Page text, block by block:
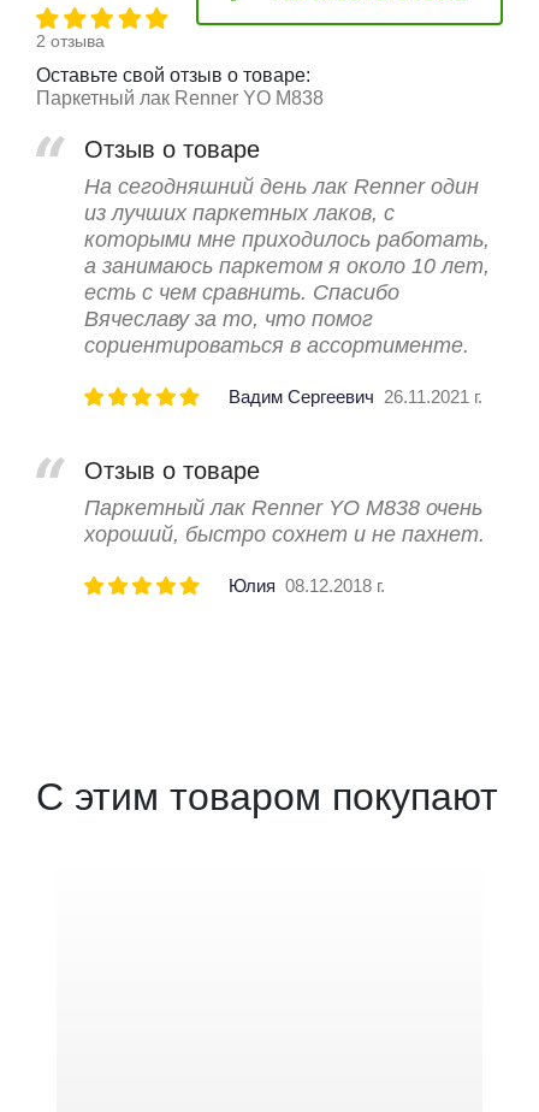
2 отзыва
Оставьте свой отзыв о товаре:
Паркетный лак Renner YO M838
Отзыв о товаре
На сегодняшний день лак Renner один
из лучших паркетных лаков, с
которыми мне приходилось работать,
а занимаюсь паркетом я около 10 лет,
есть с чем сравнить. Спасибо
Вячеславу за то, что помог
сориентироваться в ассортименте.
Вадим Сергеевич 26.11.2021 г.
Отзыв о товаре
Паркетный лак Renner YO M838 очень
хороший, быстро сохнет и не пахнет.
Юлия 08.12.2018 г.